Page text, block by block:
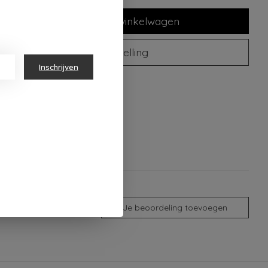
Toevoegen aan winkelwagen
Plaats bestelling
om te vergelijken
Je beoordeling toevoegen
Inschrijven